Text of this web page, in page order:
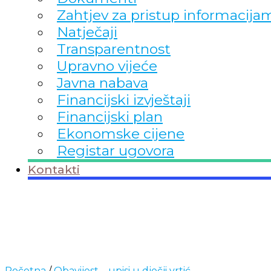
Zahtjev za pristup
Natječaji
Transparentnost
Upravno vijeće
Javna nabava
Financijski izvještaji
Financijski plan
Ekonomske cijene
Registar ugovora
Kontakti